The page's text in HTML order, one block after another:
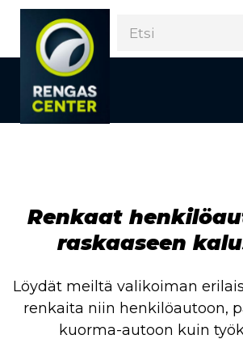
Renkaat
raskaaseen
Löydät meiltä valikoiman
renkaita niin henkilöautoon,
kuorma-autoon kuin